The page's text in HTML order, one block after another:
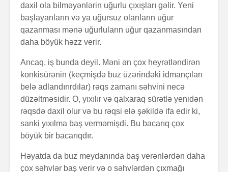
daxil ola bilməyənlərin uğurlu çıxışları gəlir. Yeni
başlayanların və ya uğursuz olanların uğur
qazanması mənə uğurluların uğur qazanmasından
daha böyük həzz verir.
Ancaq, iş bunda deyil. Məni ən çox heyrətləndirən
konkisürənin (keçmişdə buz üzərindəki idmançıları
belə adlandırırdılar) rəqs zamanı səhvini necə
düzəltməsidir. O, yıxılır və qalxaraq sürətlə yenidən
rəqsdə daxil olur və bu rəqsi elə şəkildə ifa edir ki,
sanki yıxılma baş verməmişdi. Bu bacarıq çox
böyük bir bacarıqdır.
Həyatda da buz meydanında baş verənlərdən daha
çox səhvlər baş verir və o səhvlərdən çıxmağı
Alfred Adler və
onun fərdi
psixologiya
“Ulduzlu gecə”
necə yarandı?
Özünüdərketmə
nədir və necə
formalaşdırılır?
Həyatın
üçün 6
Avraam